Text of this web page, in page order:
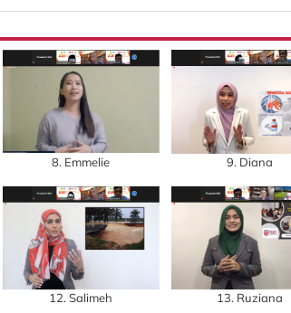
8. Emmelie
9. Diana
12. Salimeh 13. Ruziana